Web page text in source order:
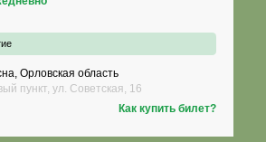
Орловская область
пункт, ул. Советская, 16
Как купить билет?